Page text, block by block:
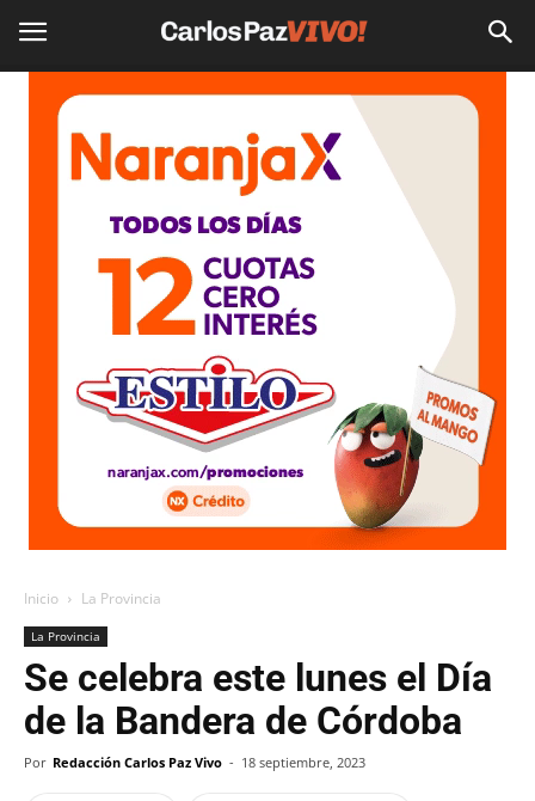
Inicio La Provincia
La Provincia
Se celebra este lunes el Día
de la Bandera de Córdoba
Por Redacción Carlos Paz Vivo - 18 septiembre, 2023